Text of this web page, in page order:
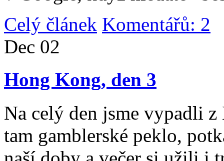
Celý článek Komentářů: 2
Dec 02
Hong Kong, den 3
Na celý den jsme vypadli
tam gamblerské peklo,